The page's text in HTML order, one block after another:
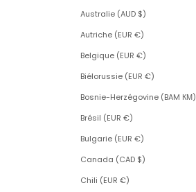
Australie (AUD $)
Autriche (EUR €)
Belgique (EUR €)
Biélorussie (EUR €)
Bosnie-Herzégovine (BAM КМ)
Brésil (EUR €)
Bulgarie (EUR €)
Canada (CAD $)
Chili (EUR €)